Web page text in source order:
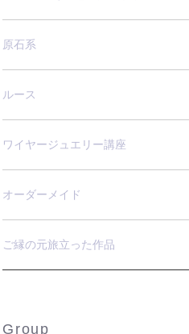
原石系
ルース
ワイヤージュエリー講座
オーダーメイド
ご縁の元旅立った作品
Group